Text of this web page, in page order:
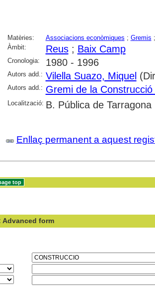
Matèries: Associacions econòmiques ; Gremis
Àmbit:
Reus; Baix Camp
Cronologia: 1980 - 1996
Autors add.: Vilella Suazo, Miquel
Autors add.: Gremi de la
Localització: B. Pública de Tarragona
Enllaç permanent a aquest
Advanced form